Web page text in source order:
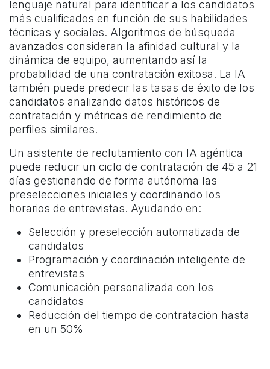
lenguaje natural para identificar a los candidatos
más cualificados en función de sus habilidades
técnicas y sociales. Algoritmos de búsqueda
avanzados consideran la afinidad cultural y la
dinámica de equipo, aumentando así la
probabilidad de una contratación exitosa. La IA
también puede predecir las tasas de éxito de los
candidatos analizando datos históricos de
contratación y métricas de rendimiento de
perfiles similares.
Un asistente de reclutamiento con IA agéntica
puede reducir un ciclo de contratación de 45 a 21
días gestionando de forma autónoma las
preselecciones iniciales y coordinando los
horarios de entrevistas. Ayudando en:
Selección y preselección automatizada de
candidatos
Programación y coordinación inteligente de
entrevistas
Comunicación personalizada con los
candidatos
Reducción del tiempo de contratación hasta
en un 50%